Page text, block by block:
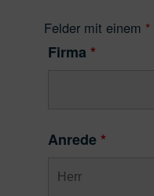
Felder mit einem *
Firma *
Anrede *